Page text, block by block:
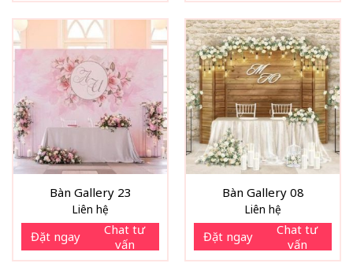
Bàn Gallery 23
Liên hệ
Đặt ngay
Chat tư
vấn
Bàn Gallery 08
Liên hệ
Đặt ngay
Chat tư
vấn